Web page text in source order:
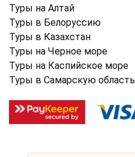
Туры на Алтай
Туры в Белоруссию
Туры в Казахстан
Туры на Черное море
Туры на Каспийское море
Туры в Самарскую область